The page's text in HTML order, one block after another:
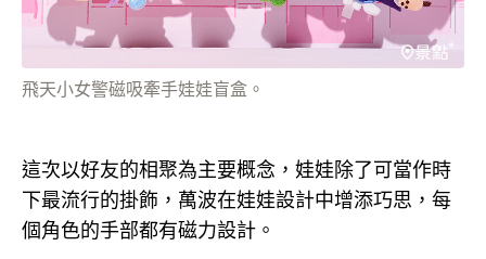
飛天小女警磁吸牽手娃娃盲盒。
這次以好友的相聚為主要概念，娃娃除了可當作時
下最流行的掛飾，萬波在娃娃設計中增添巧思，每
個角色的手部都有磁力設計。